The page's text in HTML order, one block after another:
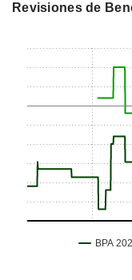
Revisiones de